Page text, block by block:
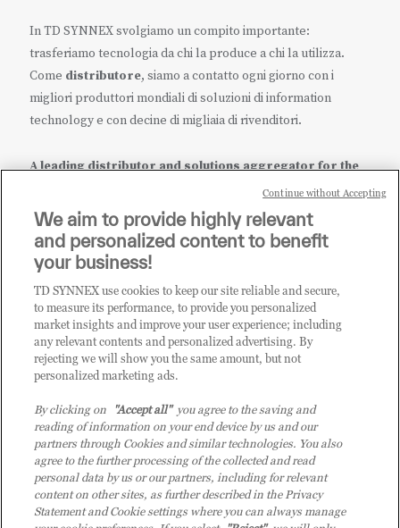
In TD SYNNEX svolgiamo un compito importante:
trasferiamo tecnologia da chi la produce a chi la utilizza.
Come distributore, siamo a contatto ogni giorno con i
migliori produttori mondiali di soluzioni di information
technology e con decine di migliaia di rivenditori.
A leading distributor and solutions aggregator for the
it.tdsynnex.com|eu.tdsynnex.com|tdsynnex.com
CATEGORIE
Categorie
© 2026 TD SYNNEX Italy S.r.l. - Sede legale: via Luigi Russolo 9, 20138
Milano (MI) - Numero di iscrizione al Registro delle Imprese di Milano e
We aim to provide highly relevant
and personalized content to benefit
your business!
TD SYNNEX use cookies to keep our site reliable and secure,
to measure its performance, to provide you personalized
market insights and improve your user experience; including
any relevant contents and personalized advertising. By
rejecting we will show you the same amount, but not
personalized marketing ads.
By clicking on "Accept all"you agree to the saving and
reading of information on your end device by us and our
partners through Cookies and similar technologies. You also
agree to the further processing of the collected and read
personal data by us or our partners, including for relevant
content on other sites, as further described in the Privacy
Statement and Cookie settings where you can always manage
Continue without Accepting